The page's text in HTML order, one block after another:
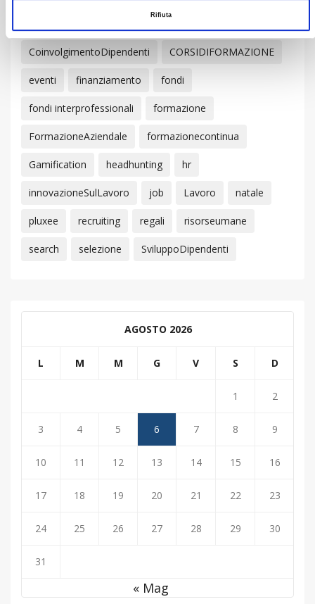
Rifiuta
CoinvolgimentoDipendenti CORSIDIFORMAZIONE
eventi finanziamento fondi
fondi interprofessionali formazione
FormazioneAziendale formazionecontinua
Gamification headhunting hr
innovazioneSulLavoro job Lavoro natale
pluxee recruiting regali risorseumane
search selezione SviluppoDipendenti
AGOSTO 2026
L M M G V S D
1 2
3 4 5 6 7 8 9
10 11 12 13 14 15 16
17 18 19 20 21 22 23
24 25 26 27 28 29 30
31
« Mag